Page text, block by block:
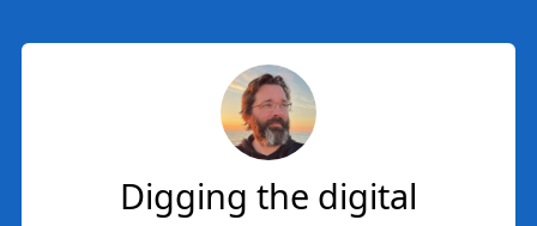
Digging the digital